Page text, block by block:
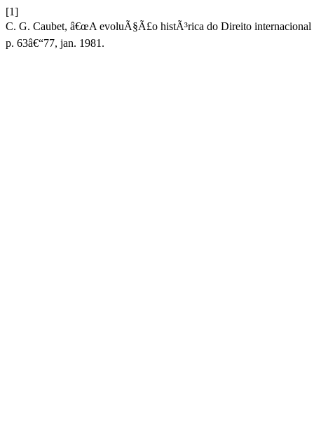
[1]
C. G. Caubet, â€œA evoluÃ§Ã£o histÃ³rica do Direito internacional
p. 63â€“77, jan. 1981.